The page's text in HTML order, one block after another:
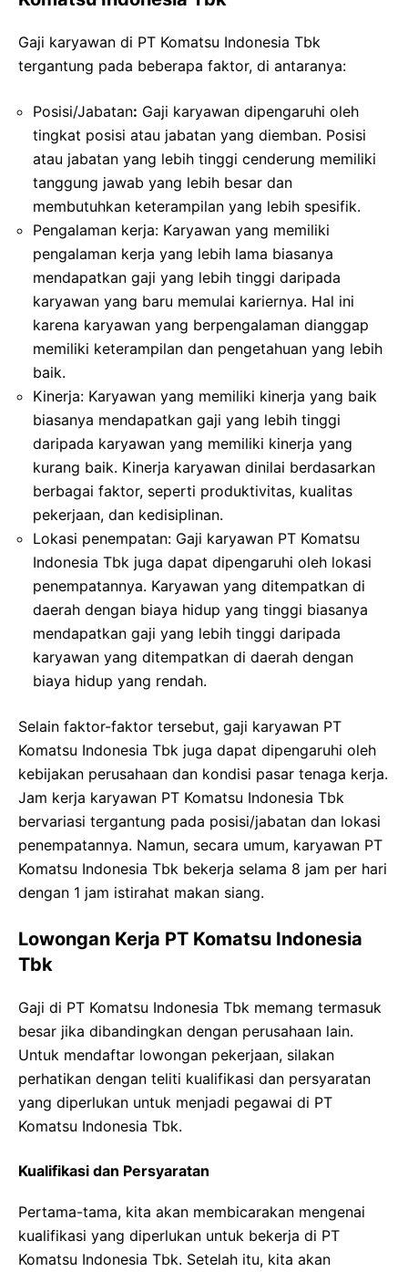
Gaji karyawan di PT Komatsu Indonesia Tbk
tergantung pada beberapa faktor, di antaranya:
Posisi/Jabatan: Gaji karyawan dipengaruhi oleh
tingkat posisi atau jabatan yang diemban. Posisi
atau jabatan yang lebih tinggi cenderung memiliki
tanggung jawab yang lebih besar dan
membutuhkan keterampilan yang lebih spesifik.
Pengalaman kerja: Karyawan yang memiliki
pengalaman kerja yang lebih lama biasanya
mendapatkan gaji yang lebih tinggi daripada
karyawan yang baru memulai kariernya. Hal ini
karena karyawan yang berpengalaman dianggap
memiliki keterampilan dan pengetahuan yang lebih
baik.
Kinerja: Karyawan yang memiliki kinerja yang baik
biasanya mendapatkan gaji yang lebih tinggi
daripada karyawan yang memiliki kinerja yang
kurang baik. Kinerja karyawan dinilai berdasarkan
berbagai faktor, seperti produktivitas, kualitas
pekerjaan, dan kedisiplinan.
Lokasi penempatan: Gaji karyawan PT Komatsu
Indonesia Tbk juga dapat dipengaruhi oleh lokasi
penempatannya. Karyawan yang ditempatkan di
daerah dengan biaya hidup yang tinggi biasanya
mendapatkan gaji yang lebih tinggi daripada
karyawan yang ditempatkan di daerah dengan
biaya hidup yang rendah.
Selain faktor-faktor tersebut, gaji karyawan PT
Komatsu Indonesia Tbk juga dapat dipengaruhi oleh
kebijakan perusahaan dan kondisi pasar tenaga kerja.
Jam kerja karyawan PT Komatsu Indonesia Tbk
bervariasi tergantung pada posisi/jabatan dan lokasi
penempatannya. Namun, secara umum, karyawan PT
Komatsu Indonesia Tbk bekerja selama 8 jam per hari
dengan 1 jam istirahat makan siang.
Lowongan Kerja PT Komatsu Indonesia
Tbk
Gaji di PT Komatsu Indonesia Tbk memang termasuk
besar jika dibandingkan dengan perusahaan lain.
Untuk mendaftar lowongan pekerjaan, silakan
perhatikan dengan teliti kualifikasi dan persyaratan
yang diperlukan untuk menjadi pegawai di PT
Komatsu Indonesia Tbk.
Kualifikasi dan Persyaratan
Pertama-tama, kita akan membicarakan mengenai
kualifikasi yang diperlukan untuk bekerja di PT
Komatsu Indonesia Tbk. Setelah itu, kita akan